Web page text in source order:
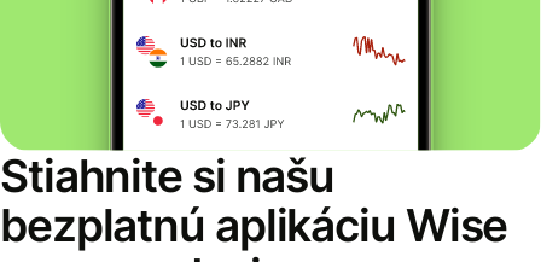
Stiahnite si našu
bezplatnú aplikáciu Wise